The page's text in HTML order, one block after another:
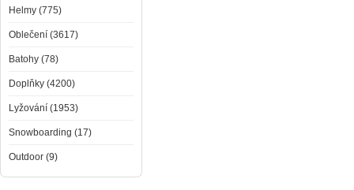
Helmy (775)
Oblečení (3617)
Batohy (78)
Doplňky (4200)
Lyžování (1953)
Snowboarding (17)
Outdoor (9)